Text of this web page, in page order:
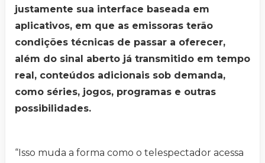
justamente sua interface baseada em
aplicativos, em que as emissoras terão
condições técnicas de passar a oferecer,
além do sinal aberto já transmitido em tempo
real, conteúdos adicionais sob demanda,
como séries, jogos, programas e outras
possibilidades.
“Isso muda a forma como o telespectador acessa